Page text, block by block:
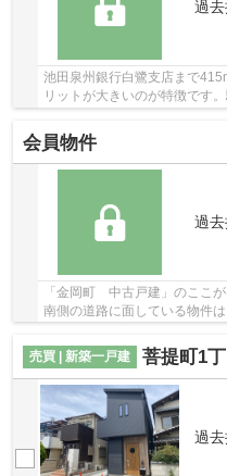
過
池田泉州銀行白鷺支店まで
リットが大きいのが特徴です
駅近物件です。ブリスマイホ
会員物件
過
「金岡町 中古戸建」のここ
南側の道路に面している物件
売買 | 新築一戸建
菩提町1
過